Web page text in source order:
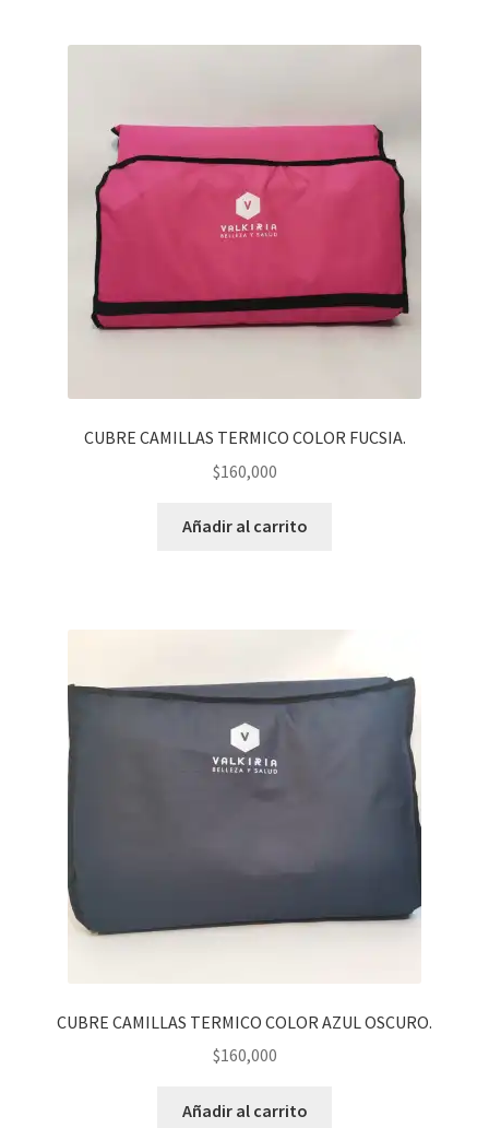
CUBRE CAMILLAS TERMICO COLOR FUCSIA.
$160,000
Añadir al carrito
CUBRE CAMILLAS TERMICO COLOR AZUL OSCURO.
$160,000
Añadir al carrito